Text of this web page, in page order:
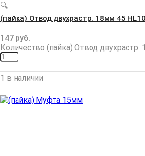
🔍
(пайка) Отвод двухрастр. 18мм 45
147 руб.
Количество (пайка) Отвод двухрастр.
1 в наличии